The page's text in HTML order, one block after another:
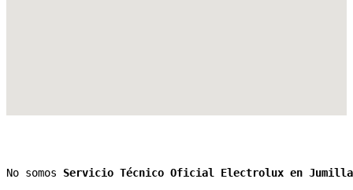
No somos Servicio Técnico Oficial Electrolux en Jumilla